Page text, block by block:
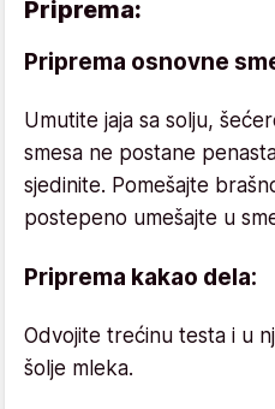
Priprema:
Priprema osnovne
Umutite jaja sa solju,
smesa ne postane
sjedinite. Pomešajte
postepeno umešajte u
Priprema kakao dela:
Odvojite trećinu testa i u
šolje mleka.